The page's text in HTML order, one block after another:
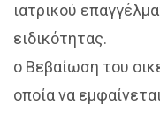
ιατρικού
ειδικότητας.
o Βεβαίωση του
οποία να